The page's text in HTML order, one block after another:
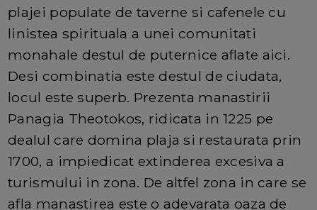
plajei populate de taverne si cafenele cu
linistea spirituala a unei comunitati
monahale destul de puternice aflate aici.
Desi combinatia este destul de ciudata,
locul este superb. Prezenta manastirii
Panagia Theotokos, ridicata in 1225 pe
dealul care domina plaja si restaurata prin
1700, a impiedicat extinderea excesiva a
turismului in zona. De altfel zona in care se
afla manastirea este o adevarata oaza de